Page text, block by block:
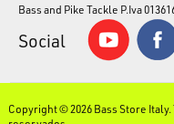
Bass and Pike Tackle P.Iva
Social
Copyright © 2026 Bass Store